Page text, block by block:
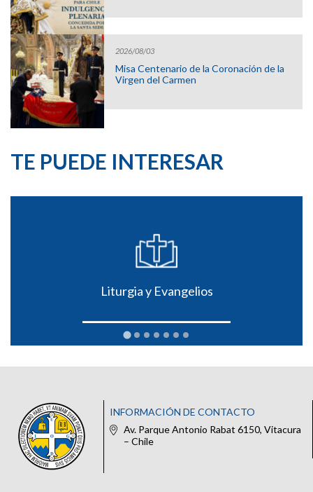
2026/08/03
Misa Centenario de la Coronación de la
Virgen del Carmen
TE PUEDE INTERESAR
Liturgia y Evangelios
INFORMACIÓN DE CONTACTO
Av. Parque Antonio Rabat 6150, Vitacura
– Chile